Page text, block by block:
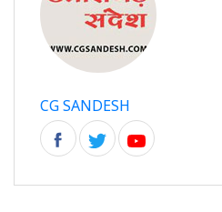
CG SANDESH